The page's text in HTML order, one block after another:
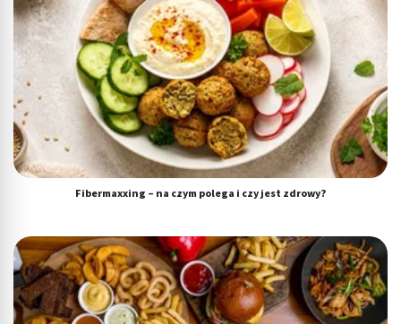
Fibermaxxing – na czym polega i czy jest zdrowy?